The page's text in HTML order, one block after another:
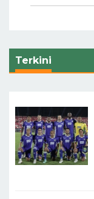
Terkini